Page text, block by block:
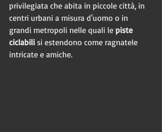
privilegiata che abita in piccole città, in
centri urbani a misura d'uomo o in
grandi metropoli nelle quali le piste
ciclabili si estendono come ragnatele
intricate e amiche.